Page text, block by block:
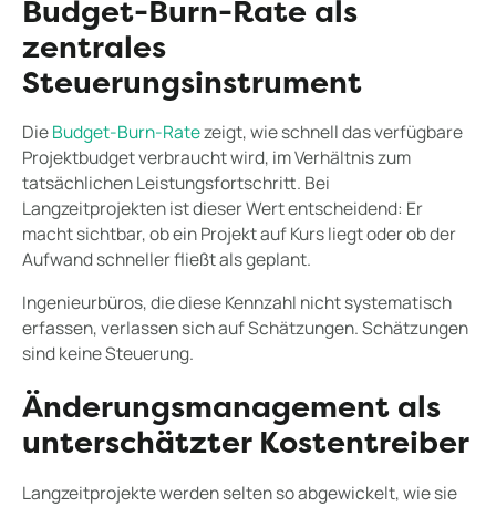
Budget-Burn-Rate als
zentrales
Steuerungsinstrument
DieBudget-Burn-Ratezeigt, wie schnell das verfügbare
Projektbudget verbraucht wird, im Verhältnis zum
tatsächlichen Leistungsfortschritt. Bei
Langzeitprojekten ist dieser Wert entscheidend: Er
macht sichtbar, ob ein Projekt auf Kurs liegt oder ob der
Aufwand schneller fließt als geplant.
Ingenieurbüros, die diese Kennzahl nicht systematisch
erfassen, verlassen sich auf Schätzungen. Schätzungen
sind keine Steuerung.
Änderungsmanagement als
unterschätzter Kostentreiber
Langzeitprojekte werden selten so abgewickelt, wie sie